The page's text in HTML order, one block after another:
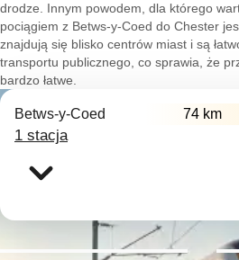
drodze. Innym powodem, dla którego
pociągiem z Betws-y-Coed do Chester
znajdują się blisko centrów miast i są
transportu publicznego, co sprawia, że
bardzo łatwe.
Betws-y-Coed 74 km
1 stacja